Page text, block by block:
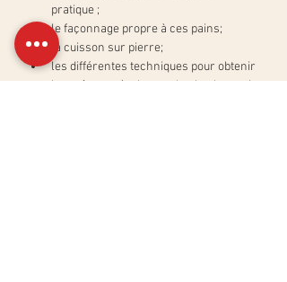
pratique ;
le façonnage propre à ces pains;
la cuisson sur pierre;
les différentes techniques pour obtenir
les mêmes résultats qu'en boulangerie.